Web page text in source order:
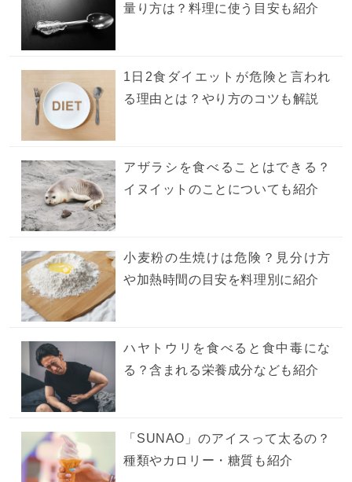
量り方は？料理に使う目安も紹介
1日2食ダイエットが危険と言われ
る理由とは？やり方のコツも解説
アザラシを食べることはできる？
イヌイットのことについても紹介
小麦粉の生焼けは危険？見分け方
や加熱時間の目安を料理別に紹介
ハヤトウリを食べると食中毒にな
る？含まれる栄養成分なども紹介
「SUNAO」のアイスって太るの？
種類やカロリー・糖質も紹介